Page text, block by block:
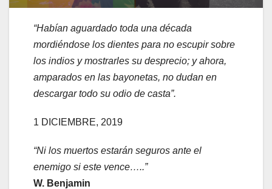
“Habían aguardado toda una década
mordiéndose los dientes para no escupir sobre
los indios y mostrarles su desprecio; y ahora,
amparados en las bayonetas, no dudan en
descargar todo su odio de casta”.
1 DICIEMBRE, 2019
“Ni los muertos estarán seguros ante el
enemigo si este vence…..”
W. Benjamin